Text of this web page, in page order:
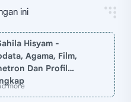
ini
Hisyam -
Agama, Film,
Dan Profil